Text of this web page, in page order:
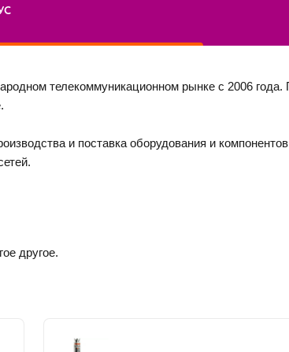
телекоммуникационном рынке с 2006
и поставка оборудования и
другое.